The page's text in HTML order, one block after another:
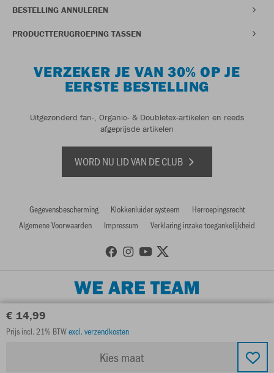
€ 14,99
Prijs incl. 21% BTWexcl. verzendkosten
Kies maat
BESTELLING ANNULEREN
PRODUCTTERUGROEPING TASSEN
VERZEKER JE VAN 30% OP JE
EERSTE BESTELLING
Uitgezonderd fan-, Organic- & Doubletex-artikelen en reeds
afgeprijsde artikelen
WORD NU LID VAN DE CLUB
Gegevensbescherming Klokkenluider systeem
Herroepingsrecht
Algemene Voorwaarden
Impressum Verklaring inzake toegankelijkheid
WE ARE TEAM